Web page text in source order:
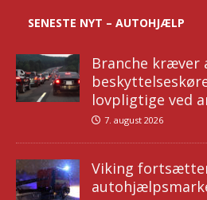
SENESTE NYT – AUTOHJÆLP
Branche kræver
lovpligtige ved
7. august 2026
Viking